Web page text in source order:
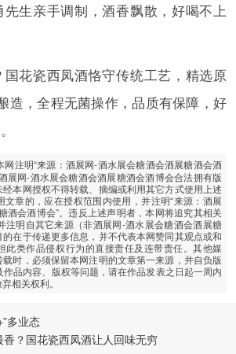
生亲手调制，酒香飘散，好喝不上
花瓷西凤酒恪守传统工艺，精选原
造，全程无菌操作，品质有保障，好
网注明“来源：酒展网-酒水展会糖酒会酒展糖酒会酒
展网-酒水展会糖酒会酒展糖酒会酒博会合法拥有版
本网授权不得转载、摘编或利用其它方式使用上述
章的，应在授权范围内使用，并注明“来源：酒展
酒会酒博会”。违反上述声明者，本网将追究其相关
注明自其它来源（非酒展网-酒水展会糖酒会酒展糖
在于传递更多信息，并不代表本网赞同其观点或和
此类作品侵权行为的直接责任及连带责任。其他媒
时，必须保留本网注明的文章第一来源，并自负版
品内容、版权等问题，请在作品发表之日起一周内
相关权利。
多业态
？国花瓷西凤酒让人回味无穷